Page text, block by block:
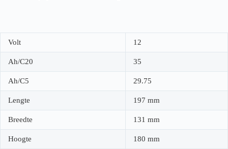
Volt 12
Ah/C20 35
Ah/C5 29.75
Lengte 197 mm
Breedte 131 mm
Hoogte 180 mm